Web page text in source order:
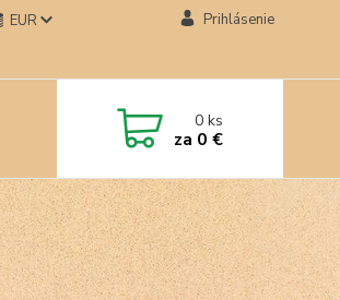
EUR Prihlásenie
0ks
za 0 €